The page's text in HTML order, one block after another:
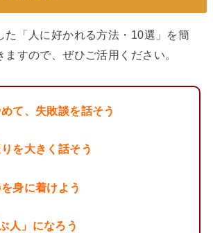
た「人に好かれる方法・10選」を簡
すので、ぜひご活用ください。
て、失敗談を話そう
を大きく話そう
身に着けよう
人」になろう